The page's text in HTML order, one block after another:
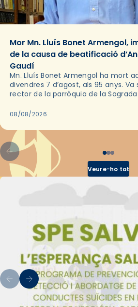
Mor Mn. Lluís Bonet Armengol,
de la causa de beatificació
Gaudí
Mn. Lluís Bonet Armengol ha mort
divendres 7 d’agost, als 95 anys. Va
rector de la parròquia de la
2018,…
08/08/2026
Veure-ho tot